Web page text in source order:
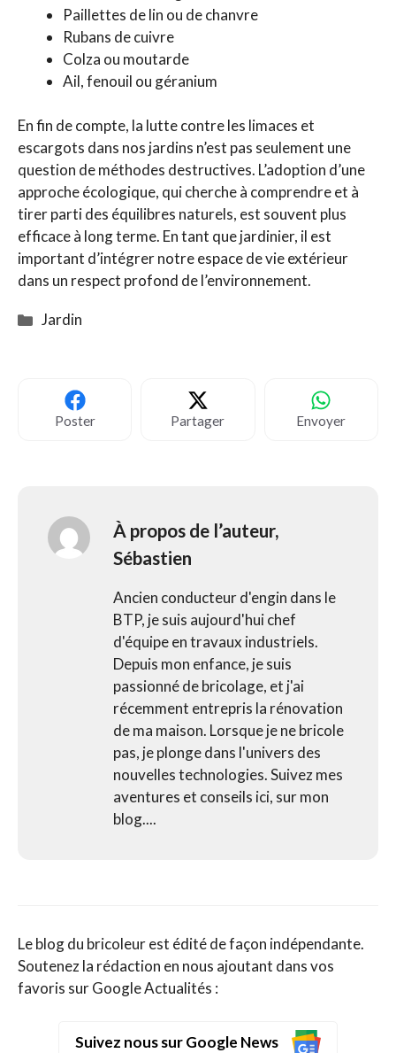
Paillettes de lin ou de chanvre
Rubans de cuivre
Colza ou moutarde
Ail, fenouil ou géranium
En fin de compte, la lutte contre les limaces et
escargots dans nos jardins n’est pas seulement une
question de méthodes destructives. L’adoption d’une
approche écologique, qui cherche à comprendre et à
tirer parti des équilibres naturels, est souvent plus
efficace à long terme. En tant que jardinier, il est
important d’intégrer notre espace de vie extérieur
dans un respect profond de l’environnement.
Catégories
Jardin
Poster Partager Envoyer
À propos de l’auteur,
Sébastien
Ancien conducteur d'engin dans le
BTP, je suis aujourd'hui chef
d'équipe en travaux industriels.
Depuis mon enfance, je suis
passionné de bricolage, et j'ai
récemment entrepris la rénovation
de ma maison. Lorsque je ne bricole
pas, je plonge dans l'univers des
nouvelles technologies. Suivez mes
aventures et conseils ici, sur mon
blog....
Le blog du bricoleur est édité de façon indépendante.
Soutenez la rédaction en nous ajoutant dans vos
favoris sur Google Actualités :
Suivez nous sur Google News